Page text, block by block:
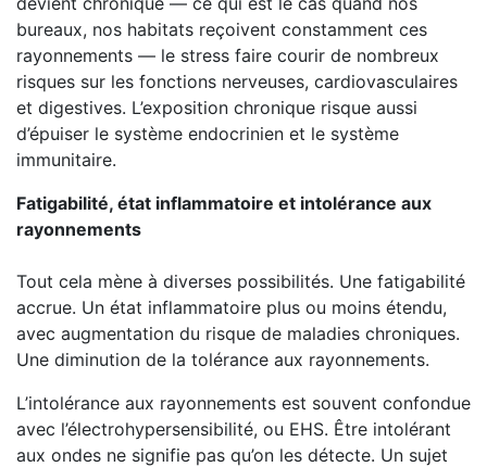
bureaux, nos habitats reçoivent constamment ces
rayonnements — le stress faire courir de nombreux
risques sur les fonctions nerveuses, cardiovasculaires
et digestives. L’exposition chronique risque aussi
d’épuiser le système endocrinien et le système
immunitaire.
Fatigabilité, état inflammatoire et intolérance aux
rayonnements
Tout cela mène à diverses possibilités. Une fatigabilité
accrue. Un état inflammatoire plus ou moins étendu,
avec augmentation du risque de maladies chroniques.
Une diminution de la tolérance aux rayonnements.
L’intolérance aux rayonnements est souvent confondue
avec l’électrohypersensibilité, ou EHS. Être intolérant
aux ondes ne signifie pas qu’on les détecte. Un sujet